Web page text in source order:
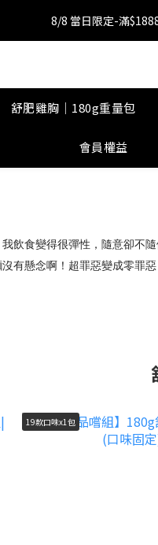
8/8 當日限定-滿
8/8 當日限定-滿
8/8 當日限定-滿
舒肥雞胸｜180g重量包
會員權益
飲食變得很彈性，隨意卻不
有懸念啊！超罪惡變成零罪惡
19款口味x1包